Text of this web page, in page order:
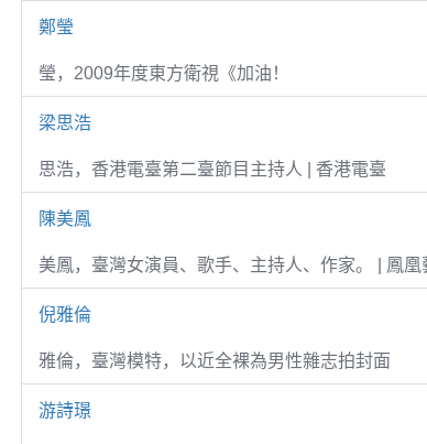
鄭瑩
瑩，2009年度東方衛視《加油！
梁思浩
思浩，香港電臺第二臺節目主持人 | 香港電臺
陳美鳳
美鳳，臺灣女演員、歌手、主持人、作家。 | 鳳凰
倪雅倫
雅倫，臺灣模特，以近全裸為男性雜志拍封面
游詩璟